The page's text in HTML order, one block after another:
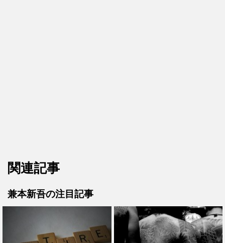
関連記事
兼本新吾の注目記事